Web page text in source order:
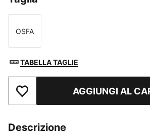
Taglia
OSFA
TABELLA TAGLIE
Aggiungi ai PreferitiAGGIUNGI AL
Descrizione